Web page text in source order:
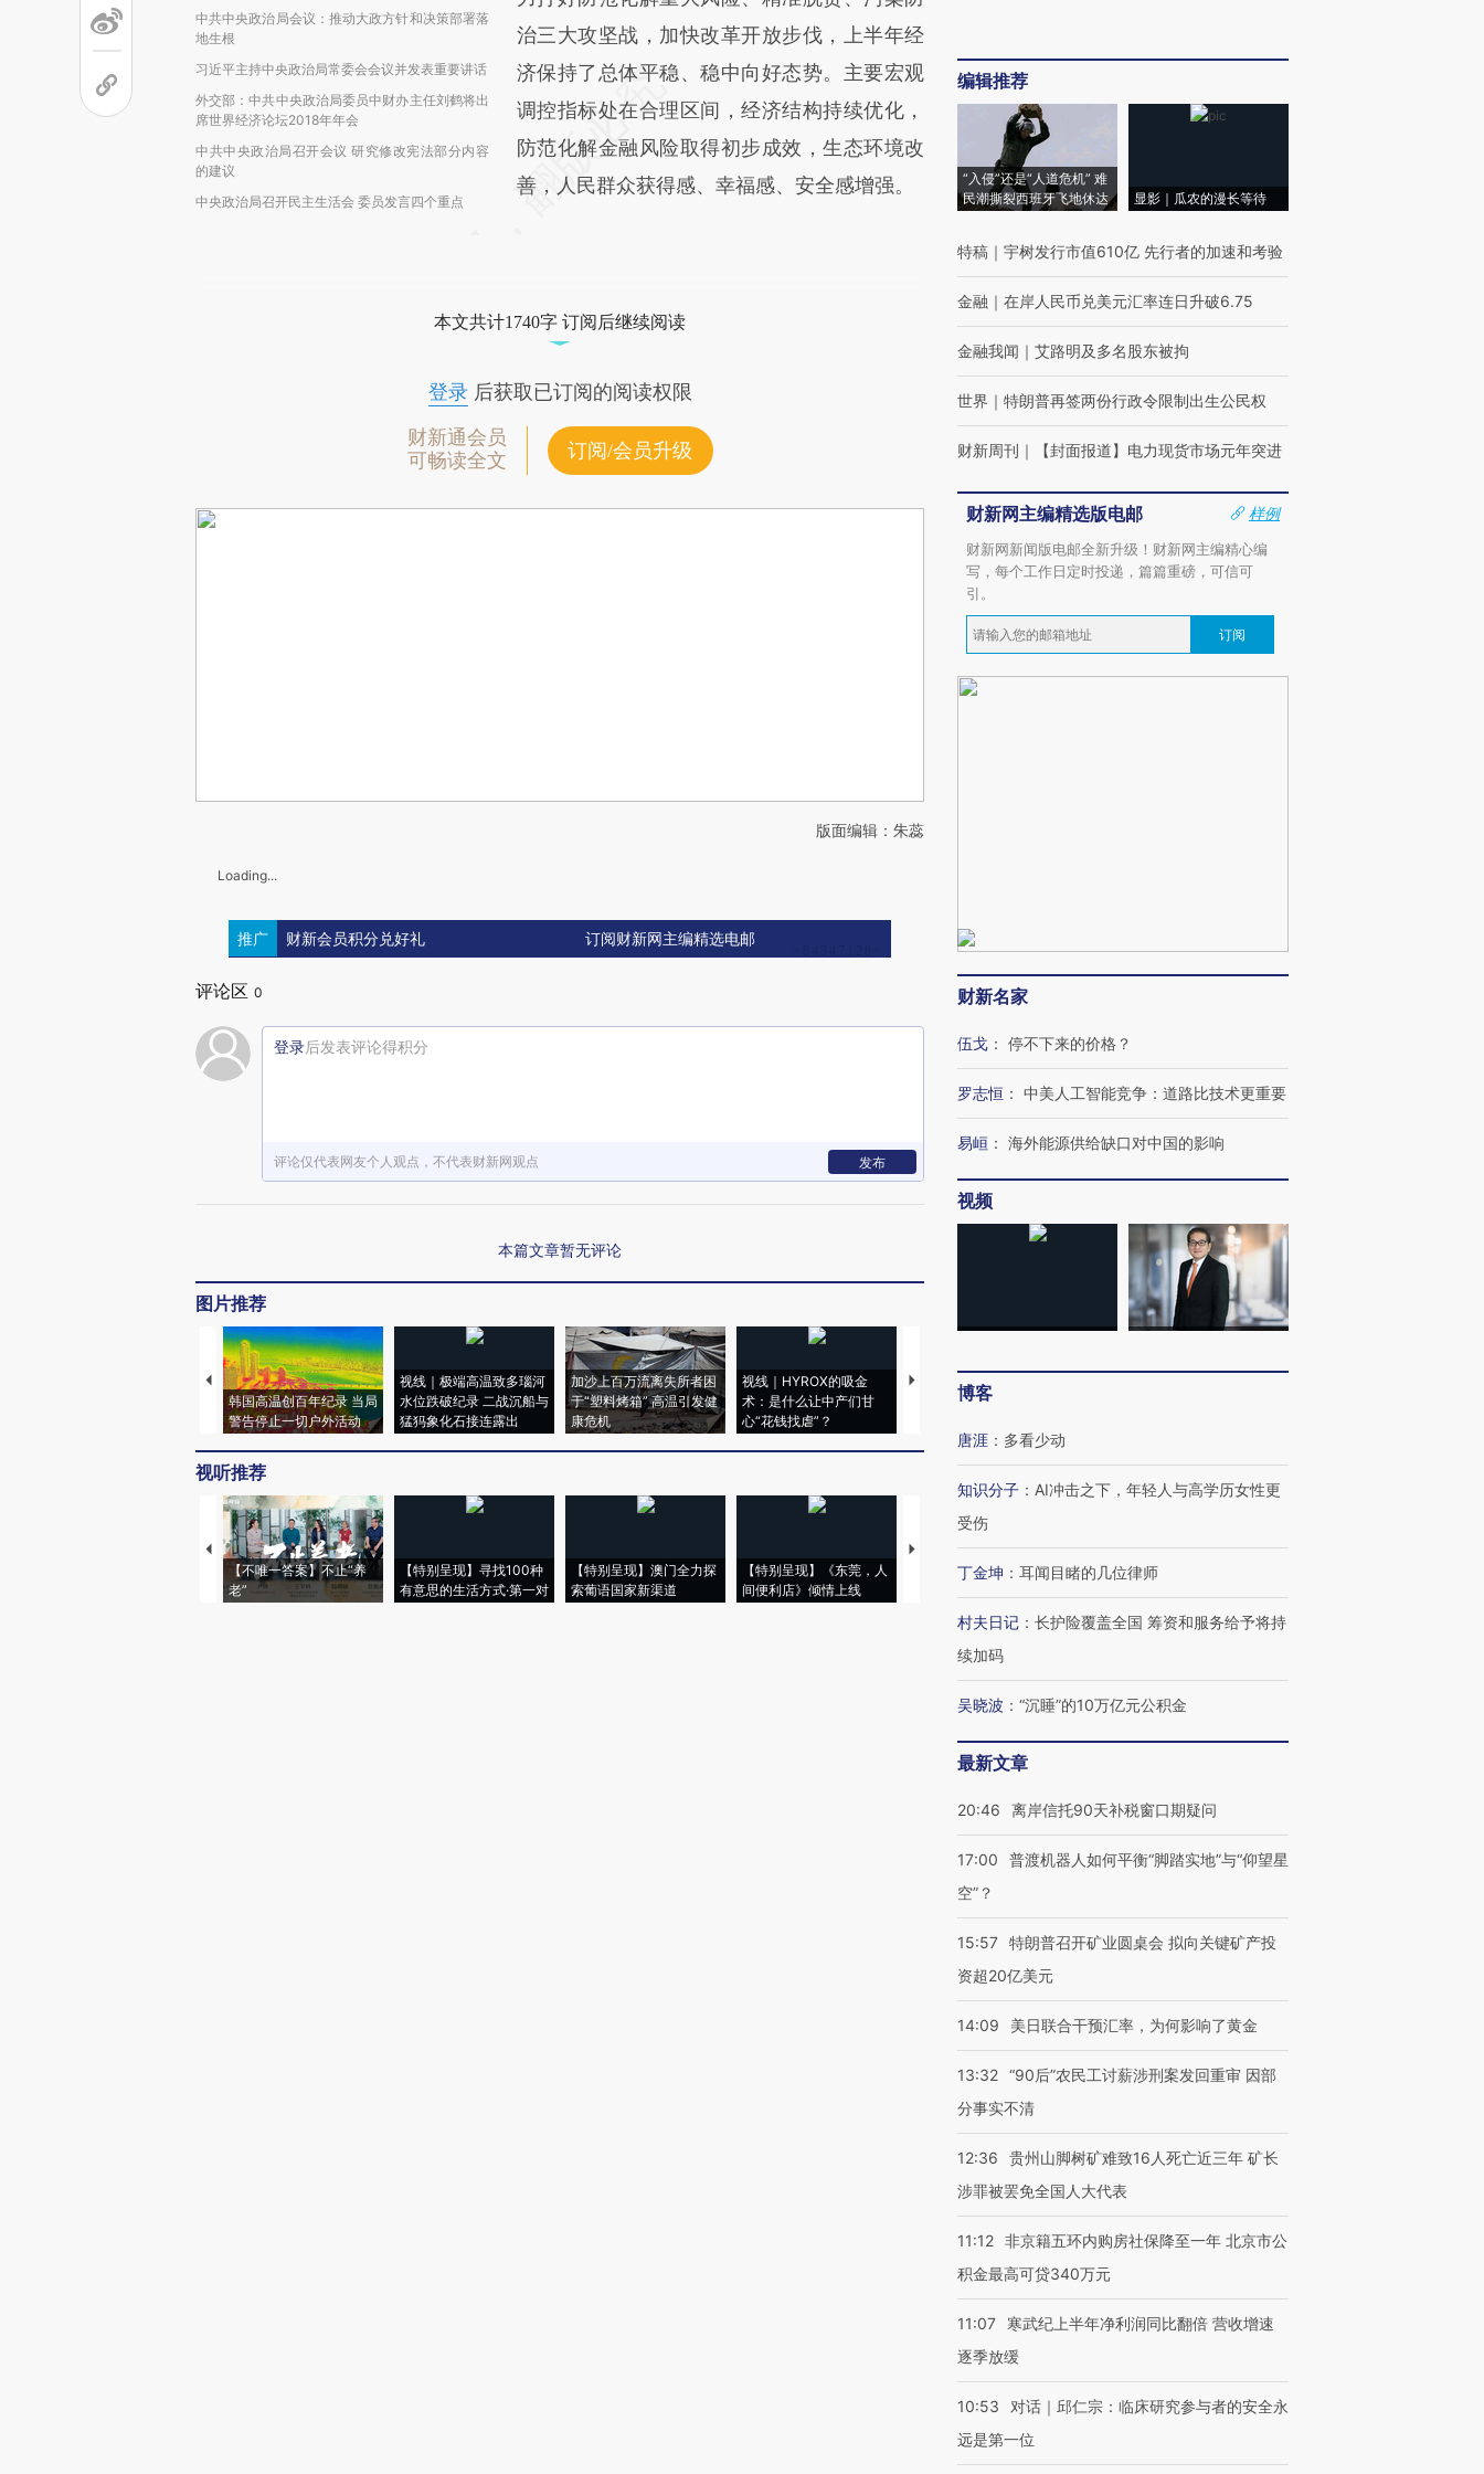
中共中央政治局会议：推动大政方针和决策部署落
地生根
习近平主持中央政治局常委会会议并发表重要讲话
外交部：中共中央政治局委员中财办主任刘鹤将出
席世界经济论坛2018年年会
中共中央政治局召开会议 研究修改宪法部分内容
的建议
中央政治局召开民主生活会 委员发言四个重点
治三大攻坚战，加快改革开放步伐，上半年经
济保持了总体平稳、稳中向好态势。主要宏观
调控指标处在合理区间，经济结构持续优化，
防范化解金融风险取得初步成效，生态环境改
善，人民群众获得感、幸福感、安全感增强。
本文共计1740字 订阅后继续阅读
登录后获取已订阅的阅读权限
财新通会员
可畅读全文
订阅/会员升级
版面编辑：朱蕊
Loading...
推广 财新会员积分兑好礼 订阅财新网主编精选电邮
评论区 0
登录后发表评论得积分
评论仅代表网友个人观点，不代表财新网观点 发布
本篇文章暂无评论
图片推荐
韩国高温创百年纪录 当局
警告停止一切户外活动
视线｜极端高温致多瑙河
水位跌破纪录 二战沉船与
猛犸象化石接连露出
加沙上百万流离失所者困
于“塑料烤箱” 高温引发健
康危机
视线｜HYROX的吸金
术：是什么让中产们甘
心“花钱找虐”？
马航飞行员跨国走私7万
粒摇头丸 尿检体内含3种
视听推荐
【不唯一答案】不止“养
老”
【特别呈现】寻找100种
有意思的生活方式·第一对
【特别呈现】澳门全力探
索葡语国家新渠道
【特别呈现】《东莞，人
间便利店》倾情上线
【推广】走进第四届链博
会，让数智科技“链”接产
【特别呈现】寻找100种
【商旅对话】华住集团
编辑推荐
“入侵”还是“人道危机” 难
民潮撕裂西班牙飞地休达
显影｜瓜农的漫长等待
特稿 ｜ 宇树发行市值610亿 先行者的加速和考验
金融 ｜ 在岸人民币兑美元汇率连日升破6.75
金融我闻 ｜ 艾路明及多名股东被拘
世界 ｜ 特朗普再签两份行政令限制出生公民权
财新周刊 ｜ 【封面报道】电力现货市场元年突进
财新网主编精选版电邮
样例
财新网新闻版电邮全新升级！财新网主编精心编
写，每个工作日定时投递，篇篇重磅，可信可
引。
订阅
财新名家
伍戈 ： 停不下来的价格？
罗志恒 ： 中美人工智能竞争：道路比技术更重要
易峘 ： 海外能源供给缺口对中国的影响
视频
博客
唐涯 ： 多看少动
知识分子 ： AI冲击之下，年轻人与高学历女性更
受伤
丁金坤 ： 耳闻目睹的几位律师
村夫日记 ： 长护险覆盖全国 筹资和服务给予将持
续加码
吴晓波 ： “沉睡”的10万亿元公积金
最新文章
20:46 离岸信托90天补税窗口期疑问
17:00
普渡机器人如何平衡“脚踏实地”与“仰望星
空”？
15:57 特朗普召开矿业圆桌会 拟向关键矿产投
资超20亿美元
14:09 美日联合干预汇率，为何影响了黄金
13:32 “90后”农民工讨薪涉刑案发回重审 因部
分事实不清
12:36
贵州山脚树矿难致16人死亡近三年 矿长
涉罪被罢免全国人大代表
11:12 非京籍五环内购房社保降至一年 北京市公
积金最高可贷340万元
11:07
寒武纪上半年净利润同比翻倍 营收增速
逐季放缓
10:53
对话｜邱仁宗：临床研究参与者的安全永
远是第一位